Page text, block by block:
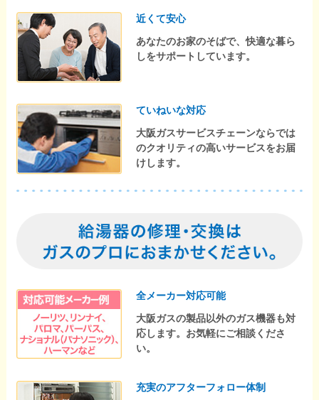
近くて安心
あなたのお家のそばで、快適な暮ら
しをサポートしています。
ていねいな対応
大阪ガスサービスチェーンならでは
のクオリティの高いサービスをお届
けします。
全メーカー対応可能
大阪ガスの製品以外のガス機器も対
応します。お気軽にご相談くださ
い。
充実のアフターフォロー体制